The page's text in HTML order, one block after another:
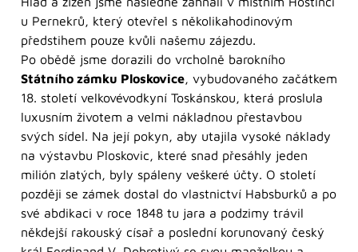
u Pernekrů, který otevřel s několikahodinovým
předstihem pouze kvůli našemu zájezdu.
Po obědě jsme dorazili do vrcholně barokního
Státního zámku Ploskovice, vybudovaného začátkem
18. století velkovévodkyní Toskánskou, která proslula
luxusním životem a velmi nákladnou přestavbou
svých sídel. Na její pokyn, aby utajila vysoké náklady
na výstavbu Ploskovic, které snad přesáhly jeden
milión zlatých, byly spáleny veškeré účty. O století
později se zámek dostal do vlastnictví Habsburků a po
své abdikaci v roce 1848 tu jara a podzimy trávil
někdejší rakouský císař a poslední korunovaný český